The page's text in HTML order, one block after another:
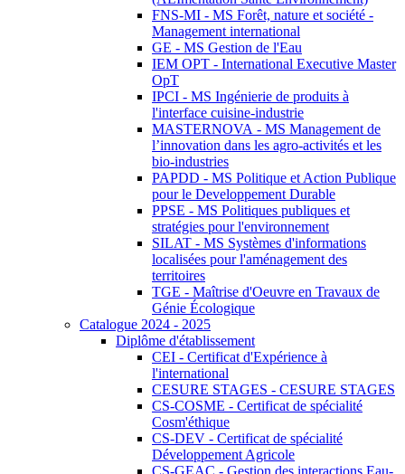
FNS-MI - MS Forêt, nature et société -
Management international
GE - MS Gestion de l'Eau
IEM OPT - International Executive Master
OpT
IPCI - MS Ingénierie de produits à
l'interface cuisine-industrie
MASTERNOVA - MS Management de
l’innovation dans les agro-activités et les
bio-industries
PAPDD - MS Politique et Action Publique
pour le Developpement Durable
PPSE - MS Politiques publiques et
stratégies pour l'environnement
SILAT - MS Systèmes d'informations
localisées pour l'aménagement des
territoires
TGE - Maîtrise d'Oeuvre en Travaux de
Génie Écologique
Catalogue 2024 - 2025
Diplôme d'établissement
CEI - Certificat d'Expérience à
l'international
CESURE STAGES - CESURE STAGES
CS-COSME - Certificat de spécialité
Cosm'éthique
CS-DEV - Certificat de spécialité
Développement Agricole
CS-GEAC - Gestion des interactions Eau-